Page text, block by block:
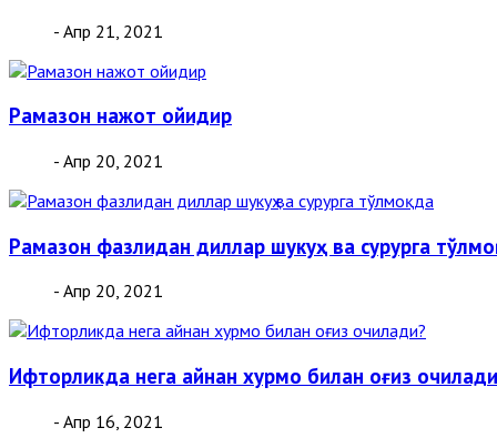
- Апр 21, 2021
Рамазон нажот ойидир
- Апр 20, 2021
Рамазон фазлидан диллар шукуҳ ва сурурга
- Апр 20, 2021
Ифторликда нега айнан хурмо билан оғиз
- Апр 16, 2021